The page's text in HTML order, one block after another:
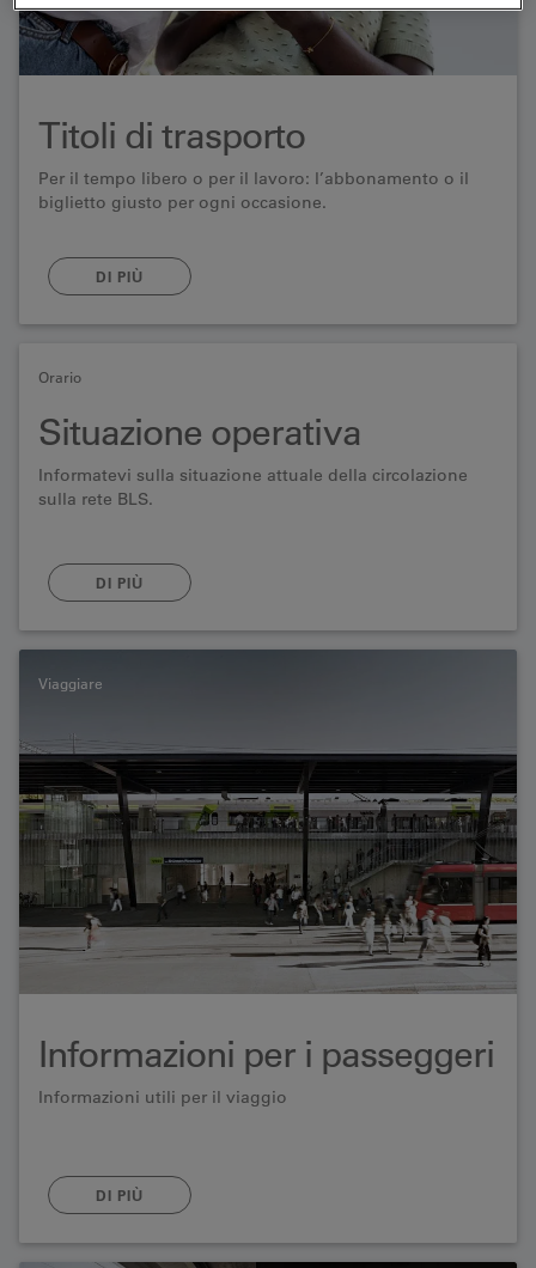
Titoli di trasporto
Per il tempo libero o per il lavoro: l’abbonamento o il
biglietto giusto per ogni occasione.
DI PIÙ
Orario
Situazione operativa
Informatevi sulla situazione attuale della circolazione
sulla rete BLS.
DI PIÙ
Viaggiare
Informazioni per i passeggeri
Informazioni utili per il viaggio
DI PIÙ